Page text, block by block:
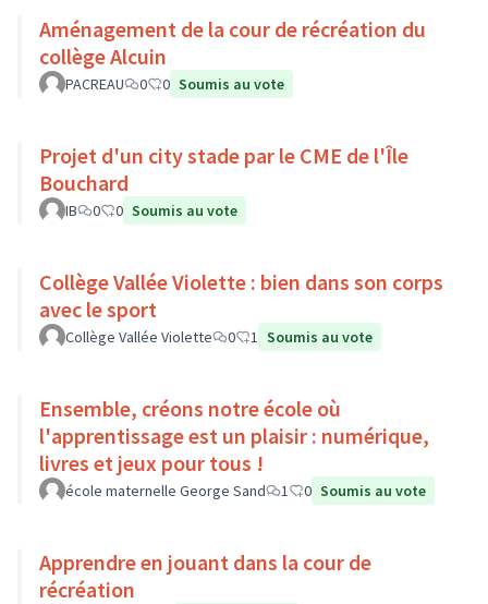
Aménagement de la cour de récréation du
collège Alcuin
PACREAU 0 0 Soumis au vote
Projet d'un city stade par le CME de l'Île
Bouchard
IB 0 0 Soumis au vote
Collège Vallée Violette : bien dans son corps
avec le sport
Collège Vallée Violette 0 1 Soumis au vote
Ensemble, créons notre école où
l'apprentissage est un plaisir : numérique,
livres et jeux pour tous !
école maternelle George Sand 1 0 Soumis au vote
Apprendre en jouant dans la cour de
récréation